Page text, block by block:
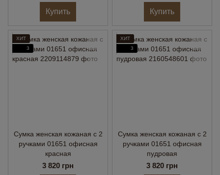
Купить Купить
ХИТ
3
Сумка женская кожаная с 2
ручками 01651 офисная
красная
3 820 грн
ХИТ
3
Сумка женская кожаная с 2
ручками 01651 офисная
пудровая
3 820 грн